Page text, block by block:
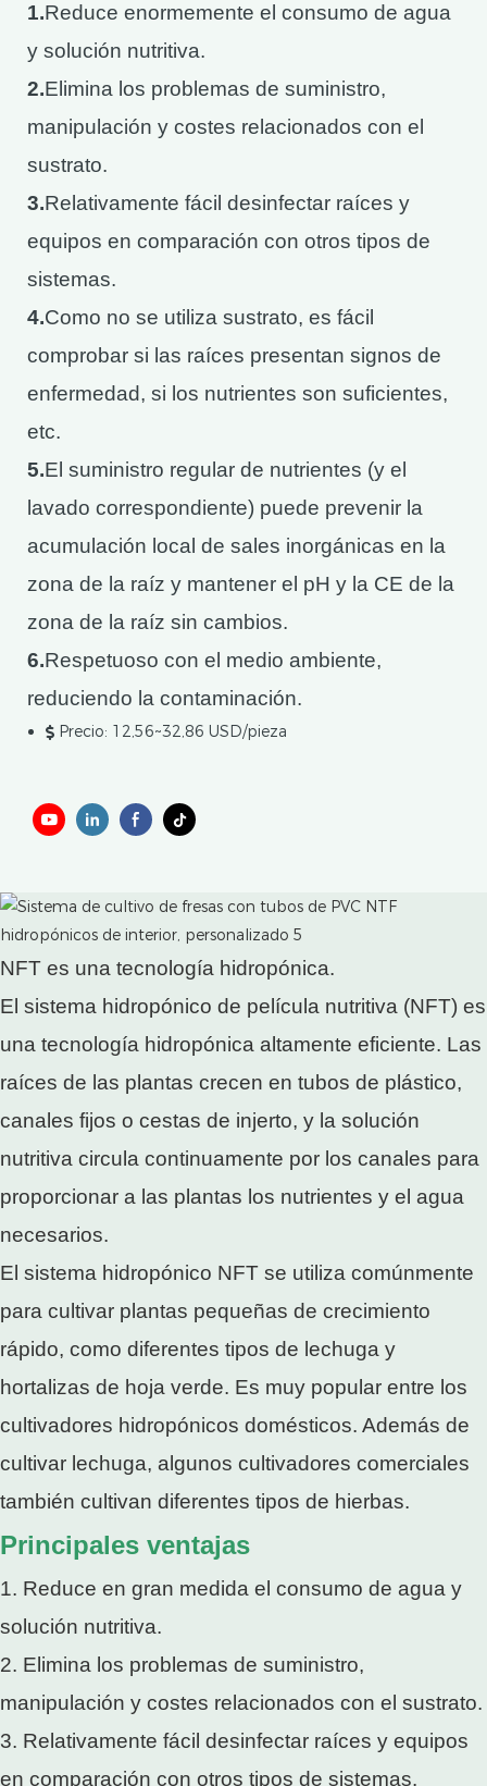
1.Reduce enormemente el consumo de agua
y solución nutritiva.
2.Elimina los problemas de suministro,
manipulación y costes relacionados con el
sustrato.
3.Relativamente fácil desinfectar raíces y
equipos en comparación con otros tipos de
sistemas.
4.Como no se utiliza sustrato, es fácil
comprobar si las raíces presentan signos de
enfermedad, si los nutrientes son suficientes,
etc.
5.El suministro regular de nutrientes (y el
lavado correspondiente) puede prevenir la
acumulación local de sales inorgánicas en la
zona de la raíz y mantener el pH y la CE de la
zona de la raíz sin cambios.
6.Respetuoso con el medio ambiente,
reduciendo la contaminación.
Precio: 12,56~32,86 USD/pieza
NFT es una tecnología hidropónica.
El sistema hidropónico de película nutritiva (NFT) es
una tecnología hidropónica altamente eficiente. Las
raíces de las plantas crecen en tubos de plástico,
canales fijos o cestas de injerto, y la solución
nutritiva circula continuamente por los canales para
proporcionar a las plantas los nutrientes y el agua
necesarios.
El sistema hidropónico NFT se utiliza comúnmente
para cultivar plantas pequeñas de crecimiento
rápido, como diferentes tipos de lechuga y
hortalizas de hoja verde. Es muy popular entre los
cultivadores hidropónicos domésticos. Además de
cultivar lechuga, algunos cultivadores comerciales
también cultivan diferentes tipos de hierbas.
Principales ventajas
1. Reduce en gran medida el consumo de agua y
solución nutritiva.
2. Elimina los problemas de suministro,
manipulación y costes relacionados con el sustrato.
3. Relativamente fácil desinfectar raíces y equipos
en comparación con otros tipos de sistemas.